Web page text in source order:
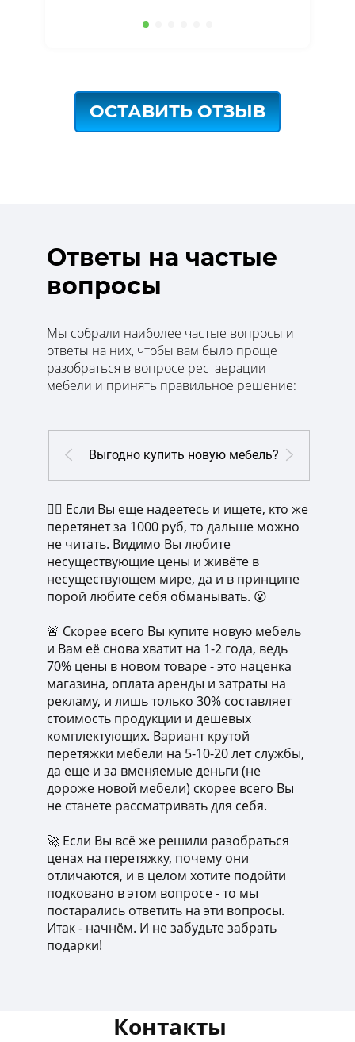
ОСТАВИТЬ ОТЗЫВ
Ответы на частые
вопросы
Мы собрали наиболее частые вопросы и
ответы на них, чтобы вам было проще
разобраться в вопросе реставрации
мебели и принять правильное решение:
‍🤷‍♂️ Если Вы еще надеетесь и ищете, кто же
перетянет за 1000 руб, то дальше можно
не читать. Видимо Вы любите
несуществующие цены и живёте в
несуществующем мире, да и в принципе
порой любите себя обманывать. 😮
🚨 Скорее всего Вы купите новую мебель
и Вам её снова хватит на 1-2 года, ведь
70% цены в новом товаре - это наценка
магазина, оплата аренды и затраты на
рекламу, и лишь только 30% составляет
стоимость продукции и дешевых
комплектующих. Вариант крутой
перетяжки мебели на 5-10-20 лет службы,
да еще и за вменяемые деньги (не
дороже новой мебели) скорее всего Вы
не станете рассматривать для себя.
🚀 Если Вы всё же решили разобраться
ценах на перетяжку, почему они
отличаются, и в целом хотите подойти
подковано в этом вопросе - то мы
постарались ответить на эти вопросы.
Итак - начнём. И не забудьте забрать
подарки!
Выгодно купить новую мебель?
Контакты